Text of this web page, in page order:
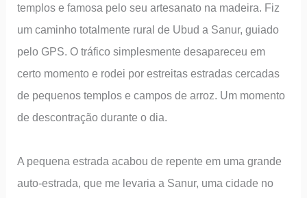
templos e famosa pelo seu artesanato na madeira. Fiz
um caminho totalmente rural de Ubud a Sanur, guiado
pelo GPS. O tráfico simplesmente desapareceu em
certo momento e rodei por estreitas estradas cercadas
de pequenos templos e campos de arroz. Um momento
de descontração durante o dia.
A pequena estrada acabou de repente em uma grande
auto-estrada, que me levaria a Sanur, uma cidade no